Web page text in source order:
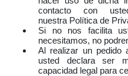
contacto con
nuestra Política de
Si no nos facilita
necesitamos, no
Al realizar un pedido
usted declara ser
capacidad legal para